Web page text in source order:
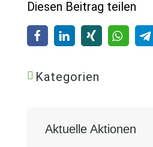
Diesen Beitrag teilen
Kategorien
Aktuelle Aktionen